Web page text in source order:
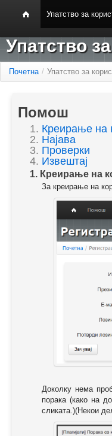
Упатство за
Упатство
Почетна / Упатство за
Помош
1. Креирање на
2. Најава
3. Проверки
4. Извештај
1. Креирање на
За креирање на
Доколку нема
порака (како на
сликата.)(Некои